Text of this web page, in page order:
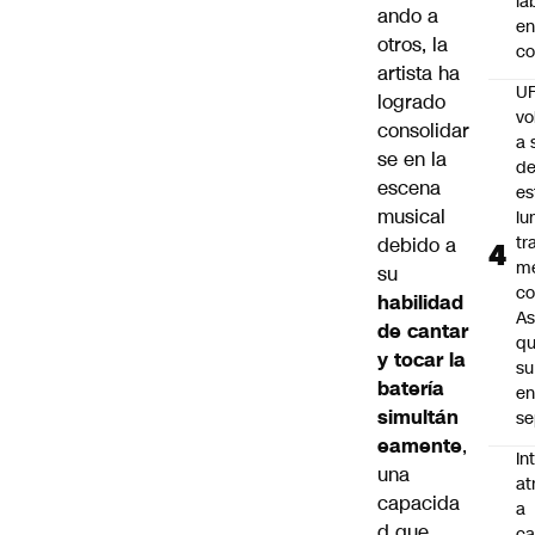
ando a
otros, la
artista ha
logrado
consolidar
se en la
escena
musical
debido a
su
habilidad
de cantar
y tocar la
batería
simultán
eamente,
una
capacida
a
en
a